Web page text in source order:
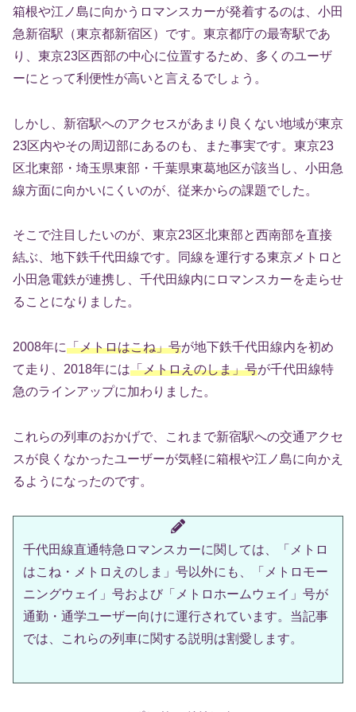
箱根や江ノ島に向かうロマンスカーが発着するのは、小田
急新宿駅（東京都新宿区）です。東京都庁の最寄駅であ
り、東京23区西部の中心に位置するため、多くのユーザ
ーにとって利便性が高いと言えるでしょう。
しかし、新宿駅へのアクセスがあまり良くない地域が東京
23区内やその周辺部にあるのも、また事実です。東京23
区北東部・埼玉県東部・千葉県東葛地区が該当し、小田急
線方面に向かいにくいのが、従来からの課題でした。
そこで注目したいのが、東京23区北東部と西南部を直接
結ぶ、地下鉄千代田線です。同線を運行する東京メトロと
小田急電鉄が連携し、千代田線内にロマンスカーを走らせ
ることになりました。
2008年に「メトロはこね」号が地下鉄千代田線内を初め
て走り、2018年には「メトロえのしま」号が千代田線特
急のラインアップに加わりました。
これらの列車のおかげで、これまで新宿駅への交通アクセ
スが良くなかったユーザーが気軽に箱根や江ノ島に向かえ
るようになったのです。
千代田線直通特急ロマンスカーに関しては、「メトロ
はこね・メトロえのしま」号以外にも、「メトロモー
ニングウェイ」号および「メトロホームウェイ」号が
通勤・通学ユーザー向けに運行されています。当記事
では、これらの列車に関する説明は割愛します。